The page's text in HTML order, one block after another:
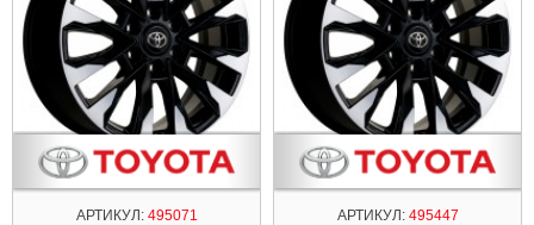
АРТИКУЛ:495071 АРТИКУЛ:495447